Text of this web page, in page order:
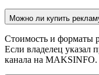
Можно ли купить
Стоимость и форматы
Если владелец указал
канала на MAKSINFO.